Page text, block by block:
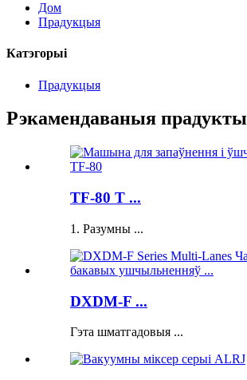
Дом
Прадукцыя
Катэгорыі
Прадукцыя
Рэкамендаваныя прадукты
TF-80 T ...
1. Разумны ...
DXDM-F ...
Гэта шматгадовыя ...